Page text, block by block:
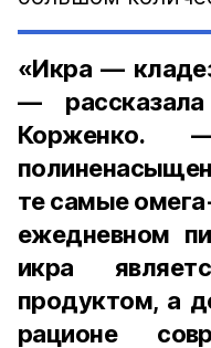
«Икра —
—
Корженко.
те самые
ежедневном
икра
продуктом, а
рационе